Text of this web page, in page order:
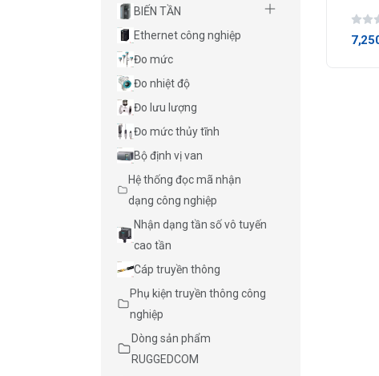
BIẾN TẦN
Ethernet công nghiệp
Đo mức
Đo nhiệt độ
Đo lưu lượng
Đo mức thủy tĩnh
Bộ định vị van
Hệ thống đọc mã nhận
dạng công nghiệp
Nhận dạng tần số vô tuyến
cao tần
Cáp truyền thông
Phụ kiện truyền thông công
nghiệp
Dòng sản phẩm
RUGGEDCOM